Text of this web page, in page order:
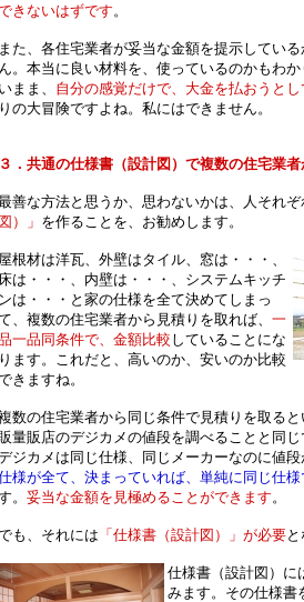
きないはずです。
また、各住宅業者が妥当な金額を提示してい
ん。本当に良い材料を、使っているのかもわ
いまま、 自分の感覚だけで、大金を払おうと
りの大冒険ですよね。私にはできません。
３．共通の仕様書（設計図）で複数の住宅業
善な方法と思うか、思わないかは、人それ
図）」 を作ることを、お勧めします。
屋根材は洋瓦、外壁はタイル、窓は・・・、
床は・・・、内壁は・・・、システムキッチ
ンは・・・と家の仕様を全て決めてしまっ
、複数の住宅業者から見積りを取れば、 一
一品同条件で、金額比較 していることにな
ります。これだと、高いのか、安いのか比較
きますね。
数の住宅業者から同じ条件で見積りを取る
量販店のデジカメの値段を調べることと同じ
ジカメは同じ仕様、同じメーカーなのに値
様が全て、決まっていれば、単純に同じ仕
。 妥当な金額を見極めることができます。
も、それには 「仕様書（設計図）」が必要
仕様書（設計図）に
みます。その仕様書